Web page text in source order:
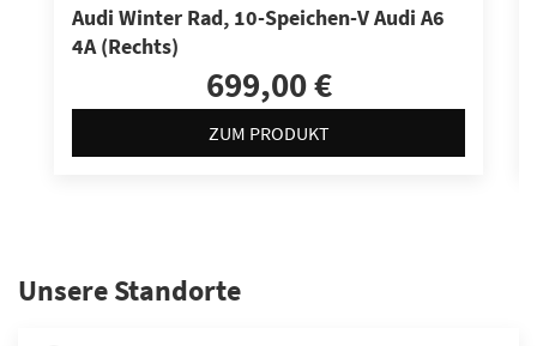
Audi Winter Rad, 10-Speichen-V Audi A6
4A (Rechts)
699,00 €
ZUM PRODUKT
Unsere Standorte